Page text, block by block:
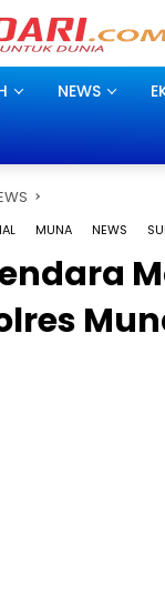
NEWS
MUNA NEWS